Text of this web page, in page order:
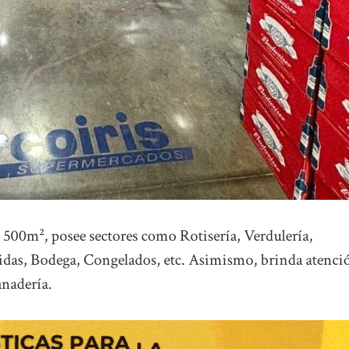
posee sectores como Rotisería, Verdulería,
Bodega, Congelados, etc. Asimismo, brinda